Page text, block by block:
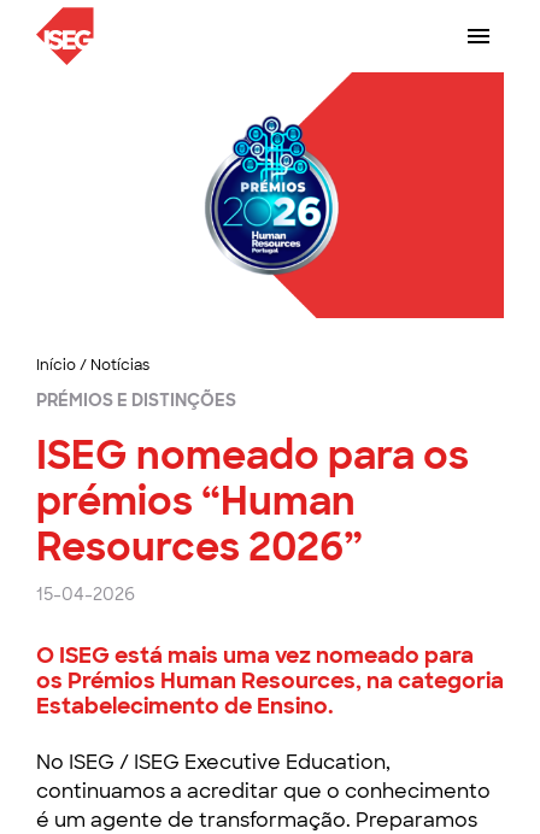
Início/ Notícias
PRÉMIOS E DISTINÇÕES
ISEG nomeado para os
prémios “Human
Resources 2026”
15-04-2026
O ISEG está mais uma vez nomeado para
os Prémios Human Resources, na categoria
Estabelecimento de Ensino.
No ISEG / ISEG Executive Education,
continuamos a acreditar que o conhecimento
é um agente de transformação. Preparamos